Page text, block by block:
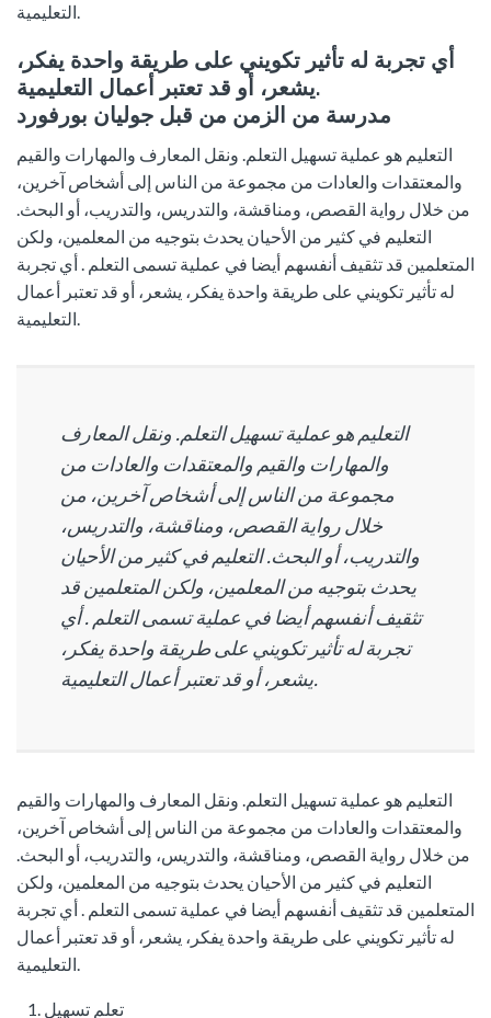
التعليمية.
أي تجربة له تأثير تكويني على طريقة واحدة يفكر،
يشعر، أو قد تعتبر أعمال التعليمية.
مدرسة من الزمن من قبل جوليان بورفورد
التعليم هو عملية تسهيل التعلم. ونقل المعارف والمهارات والقيم
والمعتقدات والعادات من مجموعة من الناس إلى أشخاص آخرين،
من خلال رواية القصص، ومناقشة، والتدريس، والتدريب، أو البحث.
التعليم في كثير من الأحيان يحدث بتوجيه من المعلمين، ولكن
المتعلمين قد تثقيف أنفسهم أيضا في عملية تسمى التعلم .أي تجربة
له تأثير تكويني على طريقة واحدة يفكر، يشعر، أو قد تعتبر أعمال
التعليمية.
التعليم هو عملية تسهيل التعلم. ونقل المعارف
والمهارات والقيم والمعتقدات والعادات من
مجموعة من الناس إلى أشخاص آخرين، من
خلال رواية القصص، ومناقشة، والتدريس،
والتدريب، أو البحث.التعليم في كثير من الأحيان
يحدث بتوجيه من المعلمين، ولكن المتعلمين قد
تثقيف أنفسهم أيضا في عملية تسمى التعلم .أي
تجربة له تأثير تكويني على طريقة واحدة يفكر،
يشعر، أو قد تعتبر أعمال التعليمية.
التعليم هو عملية تسهيل التعلم. ونقل المعارف والمهارات والقيم
والمعتقدات والعادات من مجموعة من الناس إلى أشخاص آخرين،
من خلال رواية القصص، ومناقشة، والتدريس، والتدريب، أو البحث.
التعليم في كثير من الأحيان يحدث بتوجيه من المعلمين، ولكن
المتعلمين قد تثقيف أنفسهم أيضا في عملية تسمى التعلم . أي تجربة
له تأثير تكويني على طريقة واحدة يفكر، يشعر، أو قد تعتبر أعمال
التعليمية.
تعلم تسهيل